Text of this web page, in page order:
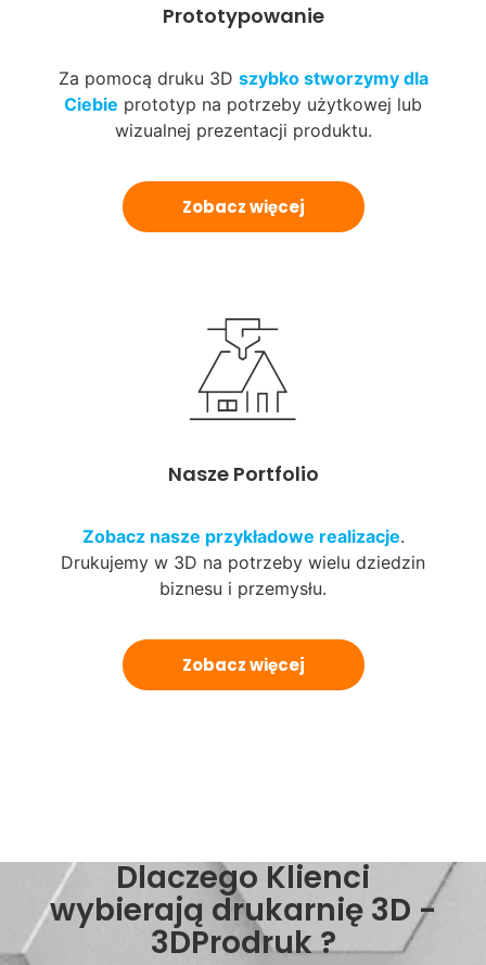
Prototypowanie
Za pomocą druku 3D szybko stworzymy dla
Ciebie prototyp na potrzeby użytkowej lub
wizualnej prezentacji produktu.
Zobacz więcej
Nasze Portfolio
Zobacz nasze przykładowe realizacje.
Drukujemy w 3D na potrzeby wielu dziedzin
biznesu i przemysłu.
Zobacz więcej
Dlaczego Klienci
wybierają drukarnię 3D -
3DProdruk ?